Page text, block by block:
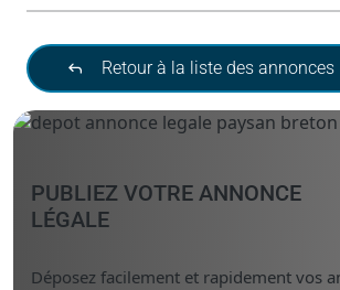
Retour à la liste des annonces
PUBLIEZ VOTRE ANNONCE
LÉGALE
Déposez facilement et rapidement vos